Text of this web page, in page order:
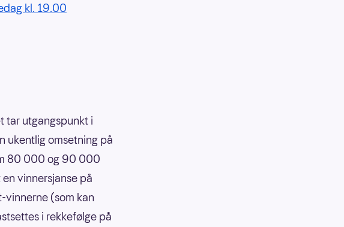
kl. 19.00
tar utgangspunkt i
ukentlig omsetning på
80 000 og 90 000
vinnersjanse på
(som kan
i rekkefølge på